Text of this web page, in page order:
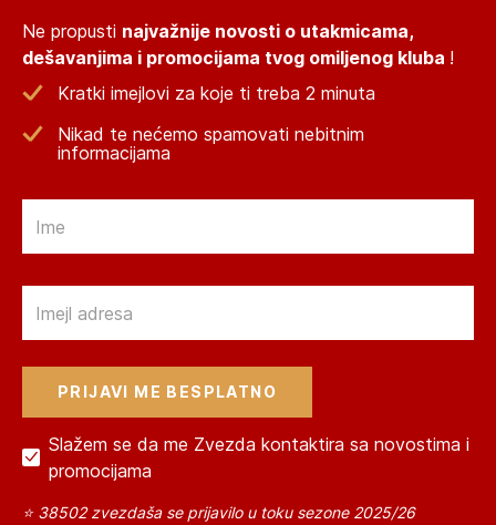
Ne propusti najvažnije novosti o utakmicama,
dešavanjima i promocijama tvog omiljenog kluba !
Kratki imejlovi za koje ti treba 2 minuta
Nikad te nećemo spamovati nebitnim
informacijama
Slažem se da me Zvezda kontaktira sa novostima i
promocijama
⭐ 38502 zvezdaša se prijavilo u toku sezone 2025/26